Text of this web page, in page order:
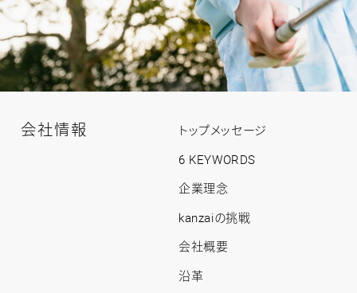
会社情報 会
情
報
ッ
トップメッセージ
6 KEYWORDS
企業理念
kanzaiの挑戦
会社概要
沿革